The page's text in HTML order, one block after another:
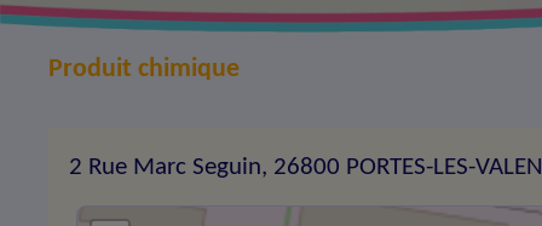
Produit chimique
2 Rue Marc Seguin, 26800 PORTES-LES-